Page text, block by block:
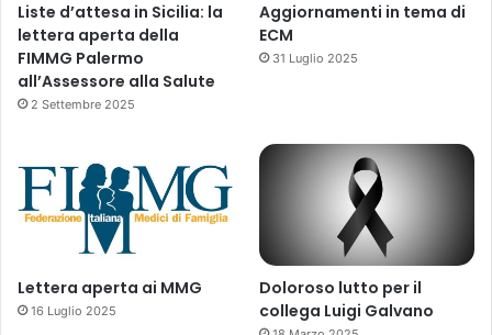
Liste d’attesa in Sicilia: la
lettera aperta della
FIMMG Palermo
all’Assessore alla Salute
2 Settembre 2025
Aggiornamenti in tema di
ECM
31 Luglio 2025
Lettera aperta ai MMG
16 Luglio 2025
Doloroso lutto per il
collega Luigi Galvano